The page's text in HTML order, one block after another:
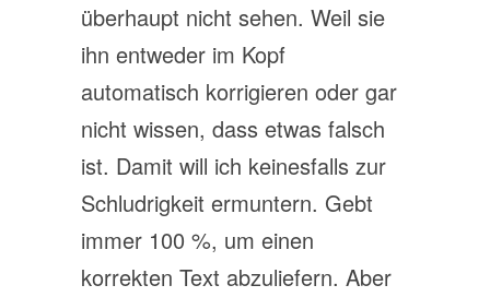
überhaupt nicht sehen. Weil sie
ihn entweder im Kopf
automatisch korrigieren oder gar
nicht wissen, dass etwas falsch
ist. Damit will ich keinesfalls zur
Schludrigkeit ermuntern. Gebt
immer 100 %, um einen
korrekten Text abzuliefern. Aber